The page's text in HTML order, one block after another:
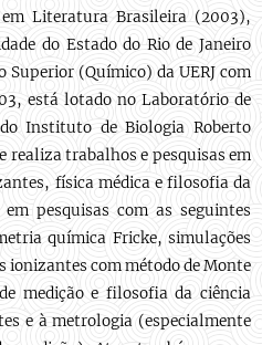
Literatura Brasileira (2003),
do Estado do Rio de Janeiro
Superior (Químico) da UERJ com
está lotado no Laboratório de
Instituto de Biologia Roberto
realiza trabalhos e pesquisas em
física médica e filosofia da
pesquisas com as seguintes
química Fricke, simulações
ionizantes com método de Monte
medição e filosofia da ciência
e à metrologia (especialmente